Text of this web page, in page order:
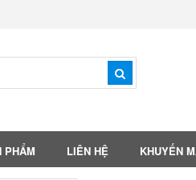
PHẨM LIÊN HỆ KHUYẾN